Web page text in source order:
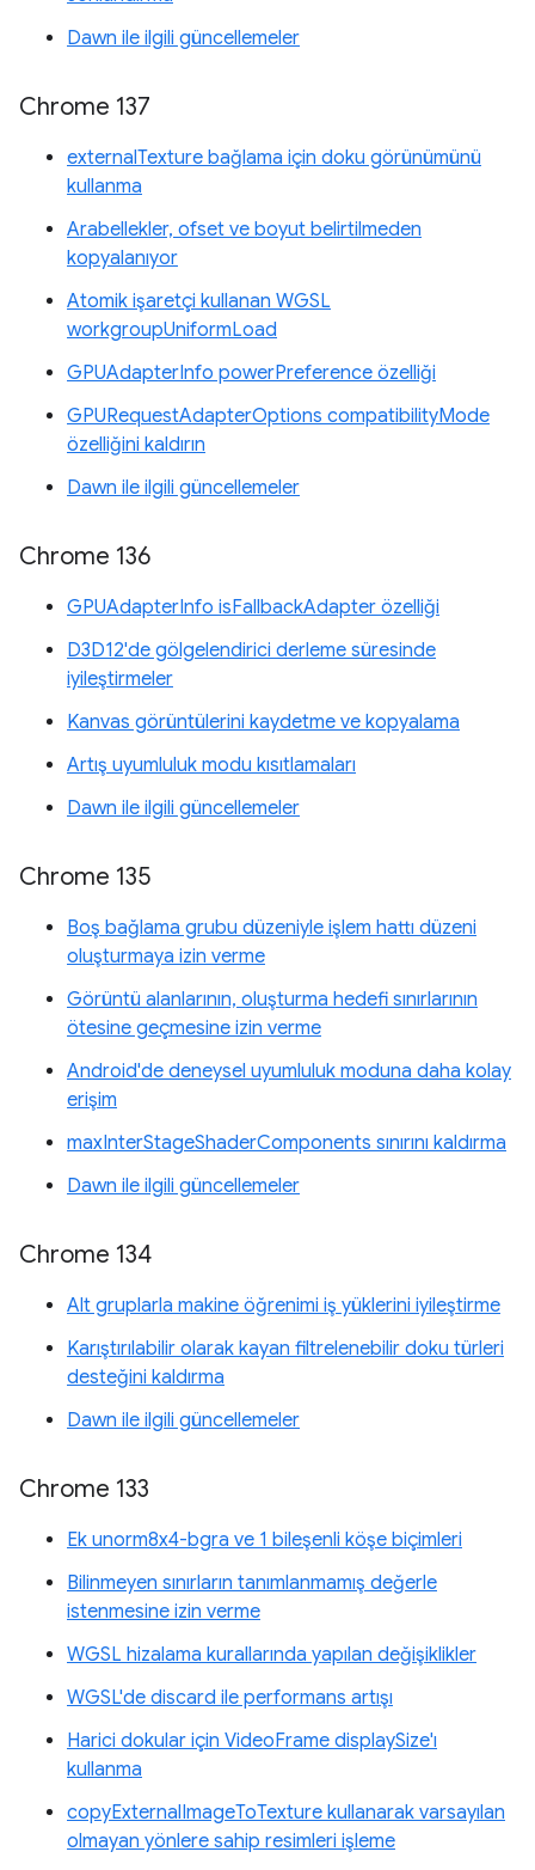
Dawn ile ilgili güncellemeler
Chrome 137
externalTexture bağlama için doku görünümünü
kullanma
Arabellekler, ofset ve boyut belirtilmeden
kopyalanıyor
Atomik işaretçi kullanan WGSL
workgroupUniformLoad
GPUAdapterInfo powerPreference özelliği
GPURequestAdapterOptions compatibilityMode
özelliğini kaldırın
Dawn ile ilgili güncellemeler
Chrome 136
GPUAdapterInfo isFallbackAdapter özelliği
D3D12'de gölgelendirici derleme süresinde
iyileştirmeler
Kanvas görüntülerini kaydetme ve kopyalama
Artış uyumluluk modu kısıtlamaları
Dawn ile ilgili güncellemeler
Chrome 135
Boş bağlama grubu düzeniyle işlem hattı düzeni
oluşturmaya izin verme
Görüntü alanlarının, oluşturma hedefi sınırlarının
ötesine geçmesine izin verme
Android'de deneysel uyumluluk moduna daha kolay
erişim
maxInterStageShaderComponents sınırını kaldırma
Dawn ile ilgili güncellemeler
Chrome 134
Alt gruplarla makine öğrenimi iş yüklerini iyileştirme
Karıştırılabilir olarak kayan filtrelenebilir doku türleri
desteğini kaldırma
Dawn ile ilgili güncellemeler
Chrome 133
Ek unorm8x4-bgra ve 1 bileşenli köşe biçimleri
Bilinmeyen sınırların tanımlanmamış değerle
istenmesine izin verme
WGSL hizalama kurallarında yapılan değişiklikler
WGSL'de discard ile performans artışı
Harici dokular için VideoFrame displaySize'ı
kullanma
copyExternalImageToTexture kullanarak varsayılan
olmayan yönlere sahip resimleri işleme